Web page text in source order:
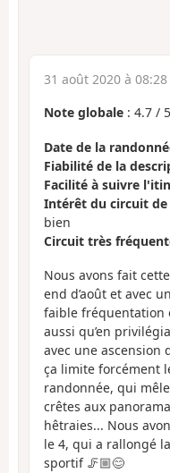
31 août 2020 à 08:28
Note globale : 4.7 / 5
Date de la
Fiabilité de la
Facilité à suivre
Intérêt du circuit de
bien
Circuit très
Nous avons fait
end d’août et avec
faible fréquentation
aussi qu’en
avec une ascension
ça limite forcément
randonnée, qui
crêtes aux
hêtraies... Nous
le 4, qui a rallongé
sportif 🦵🏼😊